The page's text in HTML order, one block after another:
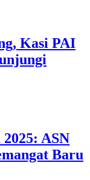
Kasi PAI
ASN
Baru